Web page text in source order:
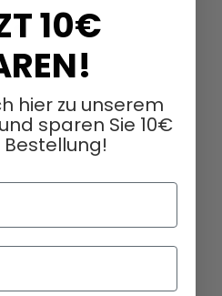
10€
hier zu unserem
sparen Sie 10€